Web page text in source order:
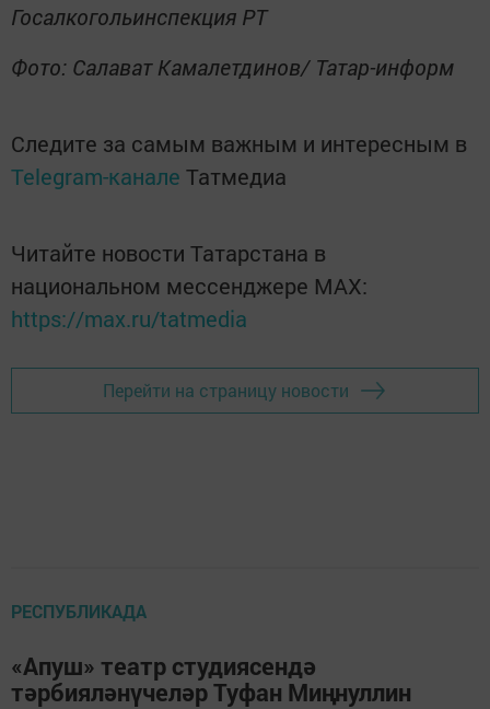
Госалкогольинспекция РТ
Фото: Салават Камалетдинов/ Татар-информ
Следите за самым важным и интересным в
Telegram-канале Татмедиа
Читайте новости Татарстана в
национальном мессенджере MАХ:
https://max.ru/tatmedia
Перейти на страницу новости
РЕСПУБЛИКАДА
«Апуш» театр студиясендә
тәрбияләнүчеләр Туфан Миңнуллин